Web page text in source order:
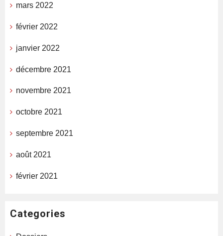
mars 2022
février 2022
janvier 2022
décembre 2021
novembre 2021
octobre 2021
septembre 2021
août 2021
février 2021
Categories